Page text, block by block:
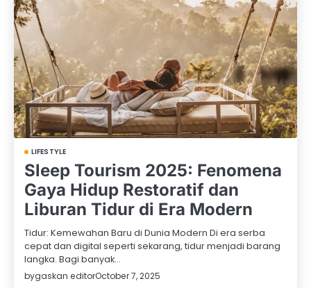
LIFESTYLE
Sleep Tourism 2025: Fenomena
Gaya Hidup Restoratif dan
Liburan Tidur di Era Modern
Tidur: Kemewahan Baru di Dunia Modern Di era serba
cepat dan digital seperti sekarang, tidur menjadi barang
langka. Bagi banyak…
bygaskan editorOctober 7, 2025